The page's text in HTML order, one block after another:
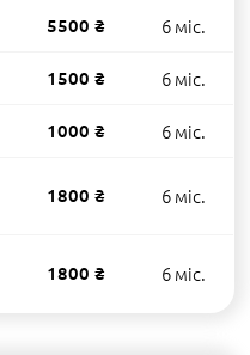
5500 ₴ 6 міс.
1500 ₴ 6 міс.
1000 ₴ 6 міс.
1800 ₴ 6 міс.
1800 ₴ 6 міс.